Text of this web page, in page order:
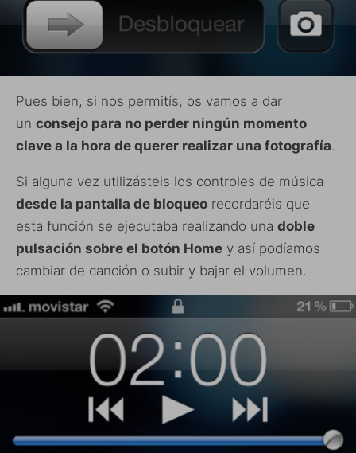
Pues bien, si nos permitís, os vamos a dar
un consejo para no perder ningún momento
clave a la hora de querer realizar una fotografía.
Si alguna vez utilizásteis los controles de música
desde la pantalla de bloqueo recordaréis que
esta función se ejecutaba realizando una doble
pulsación sobre el botón Home y así podíamos
cambiar de canción o subir y bajar el volumen.